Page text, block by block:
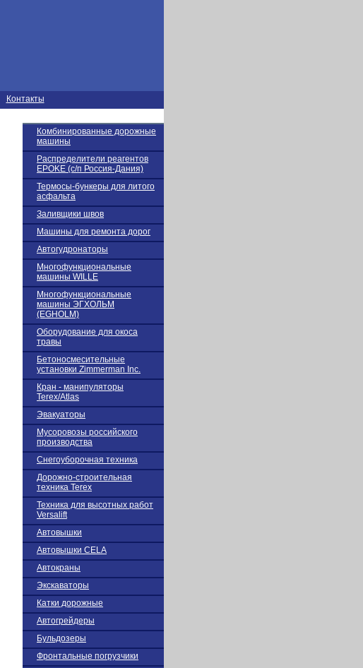
Контакты
Комбинированные дорожные
машины
Распределители реагентов
EPOKE (с/п Россия-Дания)
Термосы-бункеры для литого
асфальта
Заливщики швов
Машины для ремонта дорог
Автогудронаторы
Многофункциональные
машины WILLE
Многофункциональные
машины ЭГХОЛЬМ
(EGHOLM)
Оборудование для окоса
травы
Бетоносмесительные
установки Zimmerman Inc.
Кран - манипуляторы
Terex/Atlas
Эвакуаторы
Мусоровозы российского
производства
Снегоуборочная техника
Дорожно-строительная
техника Terex
Техника для высотных работ
Versalift
Автовышки
Автовышки CELA
Автокраны
Экскаваторы
Катки дорожные
Автогрейдеры
Бульдозеры
Фронтальные погрузчики